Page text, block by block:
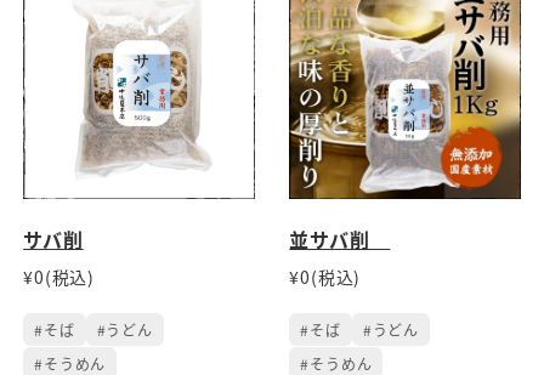
サバ削
¥0(税込)
#そば
#うどん
#そうめん
並サバ削
¥0(税込)
#そば
#うどん
#そうめん